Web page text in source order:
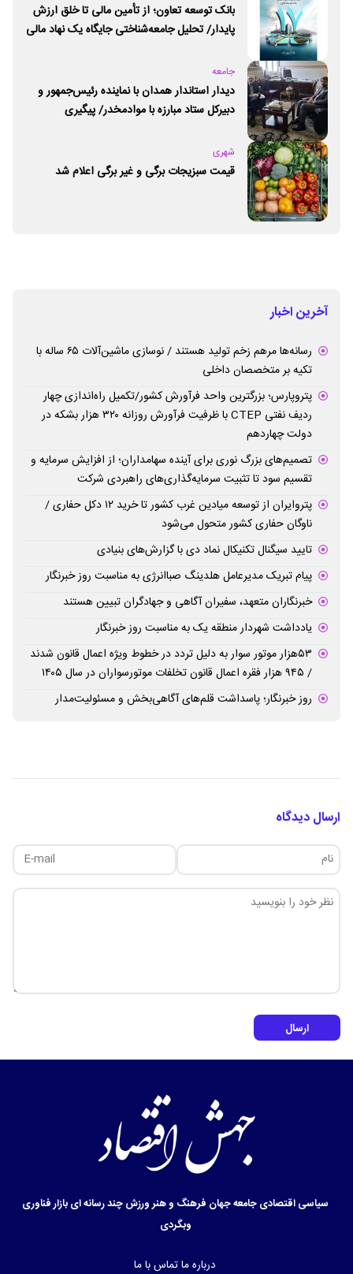
بانک توسعه تعاون؛ از تأمین مالی تا خلق ارزش
پایدار/ تحلیل جامعه‌شناختی جایگاه یک نهاد مالی
جامعه
دیدار استاندار همدان با نماینده رئیس‌جمهور و
دبیرکل ستاد مبارزه با موادمخدر/ پیگیری
شهری
قیمت سبزیجات برگی و غیر برگی اعلام شد
آخرین اخبار
رسانه‌ها مرهم زخم تولید هستند / نوسازی ماشین‌آلات ۶۵ ساله با
تکیه بر متخصصان داخلی
پتروپارس؛ بزرگترین واحد فرآورش کشور/تکمیل راه‌اندازی چهار
ردیف نفتی CTEP با ظرفیت فرآورش روزانه ۳۲۰ هزار بشکه در
دولت چهاردهم
تصمیم‌های بزرگ نوری برای آینده سهامداران؛ از افزایش سرمایه و
تقسیم سود تا تثبیت سرمایه‌گذاری‌های راهبردی شرکت
پتروایران از توسعه میادین غرب کشور تا خرید ۱۲ دکل حفاری /
ناوگان حفاری کشور متحول می‌شود
تایید سیگنال تکنیکال نماد دی با گزارش‌های بنیادی
پیام تبریک مدیرعامل هلدینگ صباانرژی به مناسبت روز خبرنگار
خبرنگاران متعهد، سفیران آگاهی و جهادگران تبیین هستند
یادداشت شهردار منطقه یک به مناسبت روز خبرنگار
۵۳هزار موتور سوار به دلیل تردد در خطوط ویژه اعمال قانون شدند
/ ۹۴۵ هزار فقره اعمال قانون تخلفات موتورسواران در سال ۱۴۰۵
روز خبرنگار؛ پاسداشت قلم‌های آگاهی‌بخش و مسئولیت‌مدار
ارسال دیدگاه
ارسال
سیاسیاقتصادیجامعهجهان فرهنگ و هنرورزشچند رسانه ایبازارفناوری
وبگردی
درباره ماتماس با ما